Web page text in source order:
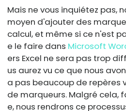
Mais ne vous inquiétez pas,
moyen d'ajouter des
calcul, et même si ce n'est
e le faire dans Microsoft
ers Excel ne sera pas trop
us aurez vu ce que nous
a pas beaucoup de repères
de marqueurs. Malgré cela,
e, nous rendrons ce